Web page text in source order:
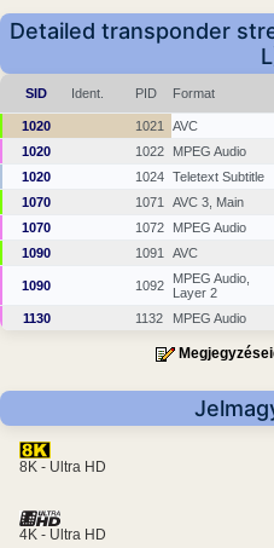
Detailed transponder
SID Ident. PID Format
1020 1021 AVC
1020
1022 MPEG Audio
1020
1024 Teletext Subtitle
1070
1071 AVC 3, Main
1070
1072 MPEG Audio
1090
1091 AVC
1090 1092
MPEG Audio,
Layer 2
1130 1132 MPEG Audio
8K - Ultra HD
4K - Ultra HD